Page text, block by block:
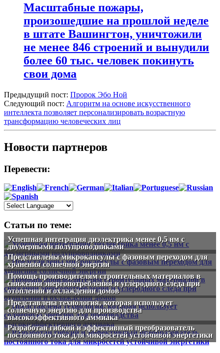
Масштабные пожары,
произошедшие на прошлой неделе
в штате Вашингтон, уничтожили
не менее 846 строений и вынудили
более 60 тыс. человек покинуть
свои дома
Предыдущий пост: Пророк Эбо Ной
Следующий пост: Алгоритм на основе искусственного
интеллекта позволяет персонализировать возрастную
трансформацию человеческих лиц
Новости партнеров
Перевести:
Статьи по теме:
Успешная интеграция диэлектрика менее 0,5 нм с
двумерными полупроводниками
Представлены микрокапсулы с фазовым переходом для
хранения солнечной энергии
Помощь производителям строительных материалов в
снижении энергопотребления и углеродного следа при
отоплении и охлаждении домов
Представлена технология, которая использует
солнечную энергию для производства
высокоэффективного аммиака
Разработан гибкий и эффективный преобразователь
постоянного тока для микросетей устойчивой энергетики